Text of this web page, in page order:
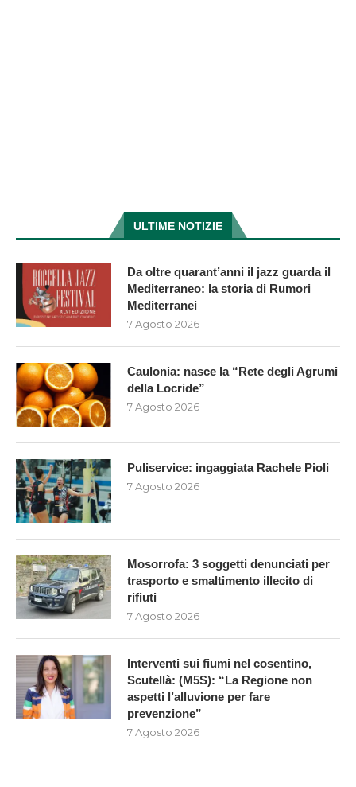
ULTIME NOTIZIE
Da oltre quarant’anni il jazz guarda il
Mediterraneo: la storia di Rumori
Mediterranei
7 Agosto 2026
Caulonia: nasce la “Rete degli Agrumi
della Locride”
7 Agosto 2026
Puliservice: ingaggiata Rachele Pioli
7 Agosto 2026
Mosorrofa: 3 soggetti denunciati per
trasporto e smaltimento illecito di
rifiuti
7 Agosto 2026
Interventi sui fiumi nel cosentino,
Scutellà: (M5S): “La Regione non
aspetti l’alluvione per fare
prevenzione”
7 Agosto 2026